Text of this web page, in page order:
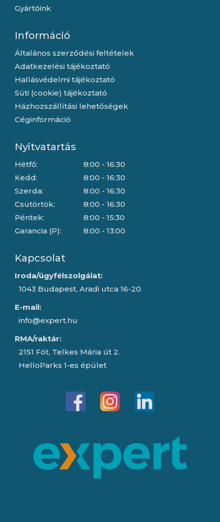
Gyártóink
Információ
Általános szerződési feltételek
Adatkezelési tájékoztató
Hallásvédelmi tájékoztató
Süti (cookie) tájékoztató
Házhozszállítási lehetőségek
Céginformáció
Nyitvatartás
Hétfő:
Kedd:
Szerda:
Csütörtök:
Péntek:
Garancia (P):
8:00 - 16:30
8:00 - 16:30
8:00 - 16:30
8:00 - 16:30
8:00 - 15:30
8:00 - 13:00
Kapcsolat
Iroda/ügyfélszolgálat:
1043 Budapest, Aradi utca 16-20.
E-mail:
info@expert.hu
RMA/raktár:
2151 Fót, Telkes Mária út 2.
HelloParks 1-es épület